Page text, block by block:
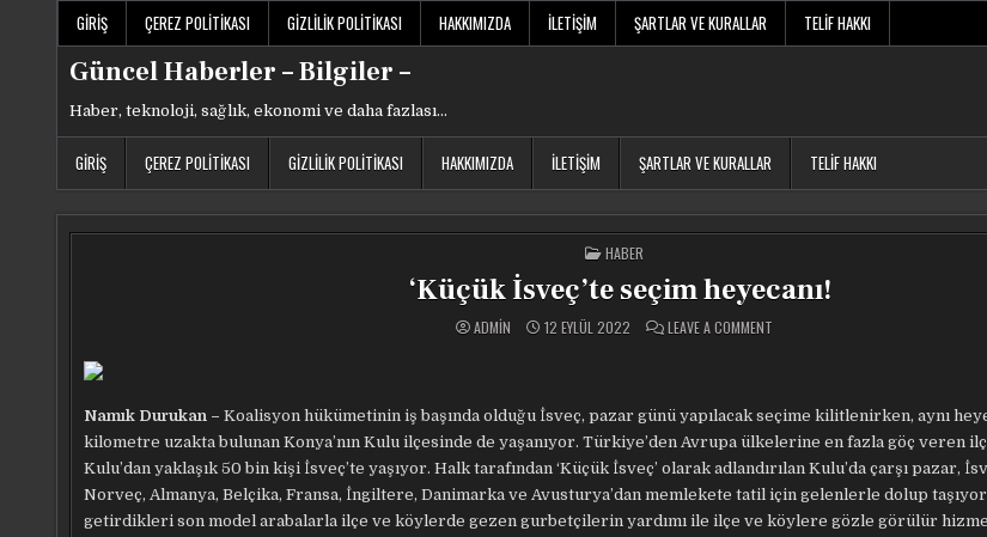
GIRIŞ ÇEREZ POLITIKASI GIZLILIK POLITIKASI HAKKIMIZDA İLETIŞIM ŞARTLAR VE KURALLAR TELIF HAKKI
Güncel Haberler – Bilgiler –
Haber, teknoloji, sağlık, ekonomi ve daha fazlası…
GIRIŞ ÇEREZ POLITIKASI GIZLILIK POLITIKASI HAKKIMIZDA İLETIŞIM ŞARTLAR VE KURALLAR TELIF HAKKI
POSTED
IN
HABER
‘Küçük İsveç’te seçim heyecanı!
ADMIN 12 EYLÜL 2022 LEAVE A COMMENT
Namık Durukan – Koalisyon hükümetinin iş başında olduğu İsveç, pazar günü yapılacak seçime kilitlenirken, aynı
kilometre uzakta bulunan Konya’nın Kulu ilçesinde de yaşanıyor. Türkiye’den Avrupa ülkelerine en fazla göç veren
Kulu’dan yaklaşık 50 bin kişi İsveç’te yaşıyor. Halk tarafından ‘Küçük İsveç’ olarak adlandırılan Kulu’da çarşı pazar,
Norveç, Almanya, Belçika, Fransa, İngiltere, Danimarka ve Avusturya’dan memlekete tatil için gelenlerle dolup
getirdikleri son model arabalarla ilçe ve köylerde gezen gurbetçilerin yardımı ile ilçe ve köylere gözle görülür